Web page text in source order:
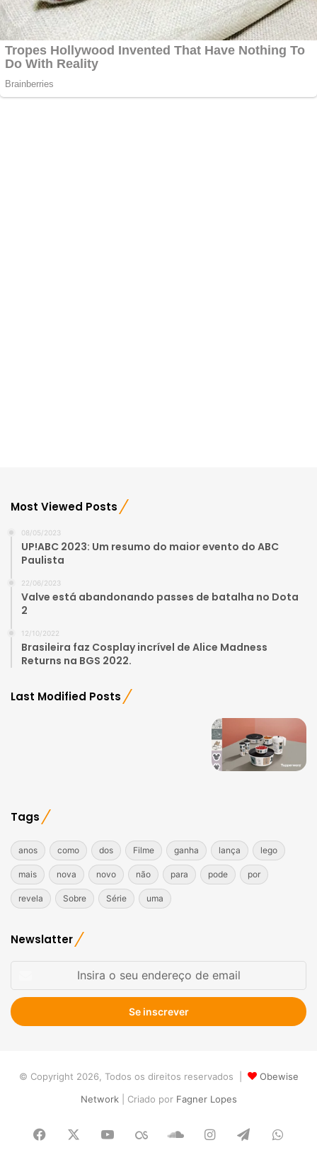
Most Viewed Posts
08/05/2023
UP!ABC 2023: Um resumo do maior evento do ABC
Paulista
22/06/2023
Valve está abandonando passes de batalha no Dota
2
12/10/2022
Brasileira faz Cosplay incrível de Alice Madness
Returns na BGS 2022.
Last Modified Posts
Tags
anos como dos Filme ganha lança lego
mais nova novo não para pode por
revela Sobre Série uma
Newslatter
seu
endereço
de
© Copyright 2026, Todos os direitos reservados |
Obewise
Network| Criado porFagner Lopes
Facebook YouTubeLast.FMSoundCloud
Instagram
Telegram